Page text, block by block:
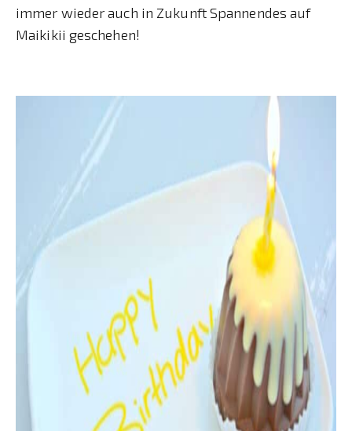
immer wieder auch in Zukunft Spannendes auf
Maikikii geschehen!